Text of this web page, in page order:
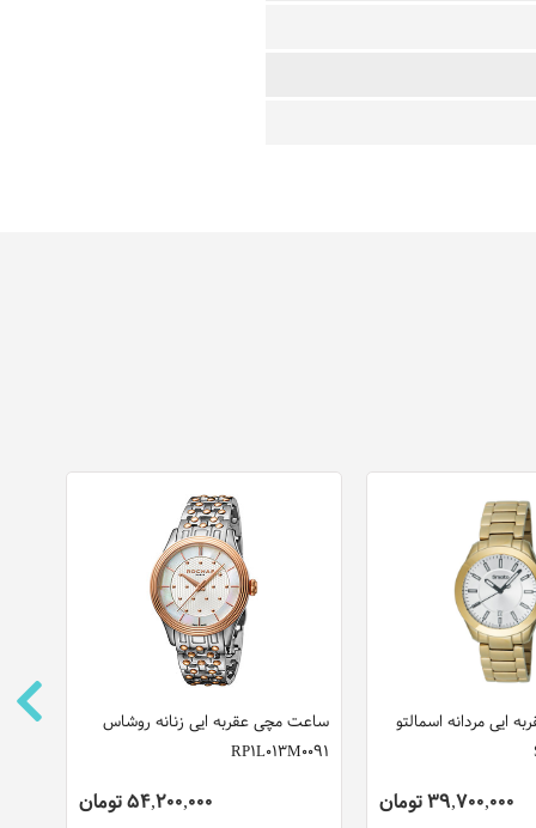
ساعت مچی عقربه ایی زنانه روشاس
RP1L013M0091
54,200,000 تومان
ایی مردانه اسمالتو
39,700,000 تومان